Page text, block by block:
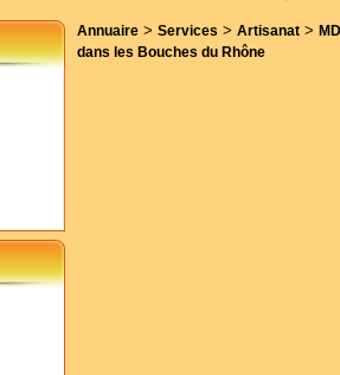
Annuaire > Services > Artisanat >
dans les Bouches du Rhône